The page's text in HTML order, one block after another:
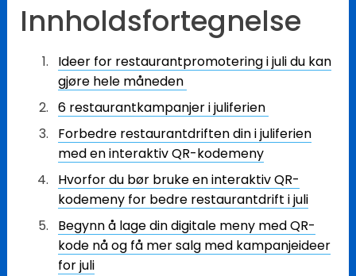
Innholdsfortegnelse
Ideer for restaurantpromotering i juli du kan
gjøre hele måneden
6 restaurantkampanjer i juliferien
Forbedre restaurantdriften din i juliferien
med en interaktiv QR-kodemeny
Hvorfor du bør bruke en interaktiv QR-
kodemeny for bedre restaurantdrift i juli
Begynn å lage din digitale meny med QR-
kode nå og få mer salg med kampanjeideer
for juli